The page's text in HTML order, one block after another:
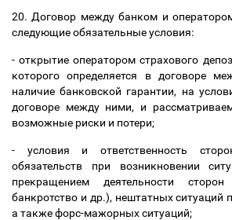
20. Договор между банком и
следующие обязательные условия:
- открытие оператором страхового
которого определяется в договоре
наличие банковской гарантии, на
договоре между ними, и
возможные риски и потери;
- условия и ответственность
обязательств при возникновении
прекращением деятельности
банкротство и др.), нештатных ситуаций
а также форс-мажорных ситуаций;